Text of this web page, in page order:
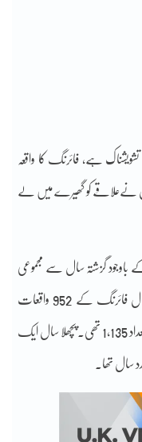
زخمیوں میں سے 3 کی حالت تشویشناک ہے، فائرنگ کا واقعہ
نےعلاقے کو گھیرے میں لے
میں 16 فیصد کمی کے باوجود گزشتہ سال سے مجموعی
طور پر جرائم میں 35 فیصد اضافہ ہوا ہے۔ اس سال فائرنگ کے 952 واقعات
رپورٹ ہوئے، جبکہ 2021 میں اسی عرصے میں یہ تعداد 1,135 تھی۔ پچھلا سال ایک
سال تھا۔